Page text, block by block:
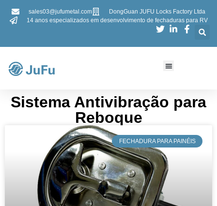
sales03@jufumetal.com
DongGuan JUFU Locks Factory Ltda
14 anos especializados em desenvolvimento de fechaduras para RV
​​Sistema Antivibração para
Reboque​​
​FECHADURA PARA PAINÉIS